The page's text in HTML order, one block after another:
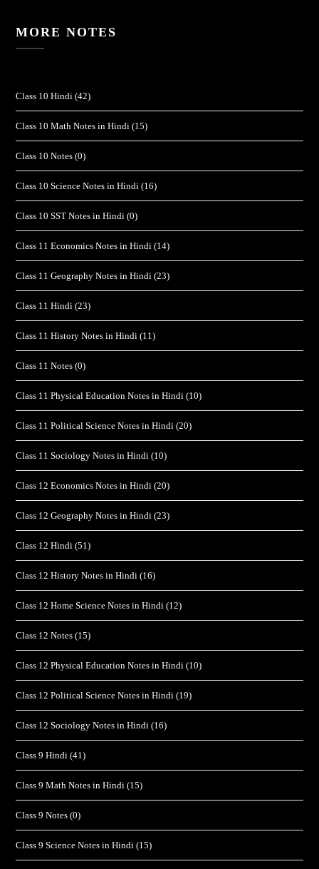
MORE NOTES
Class 10 Hindi (42)
Class 10 Math Notes in Hindi (15)
Class 10 Notes (0)
Class 10 Science Notes in Hindi (16)
Class 10 SST Notes in Hindi (0)
Class 11 Economics Notes in Hindi (14)
Class 11 Geography Notes in Hindi (23)
Class 11 Hindi (23)
Class 11 History Notes in Hindi (11)
Class 11 Notes (0)
Class 11 Physical Education Notes in Hindi (10)
Class 11 Political Science Notes in Hindi (20)
Class 11 Sociology Notes in Hindi (10)
Class 12 Economics Notes in Hindi (20)
Class 12 Geography Notes in Hindi (23)
Class 12 Hindi (51)
Class 12 History Notes in Hindi (16)
Class 12 Home Science Notes in Hindi (12)
Class 12 Notes (15)
Class 12 Physical Education Notes in Hindi (10)
Class 12 Political Science Notes in Hindi (19)
Class 12 Sociology Notes in Hindi (16)
Class 9 Hindi (41)
Class 9 Math Notes in Hindi (15)
Class 9 Notes (0)
Class 9 Science Notes in Hindi (15)